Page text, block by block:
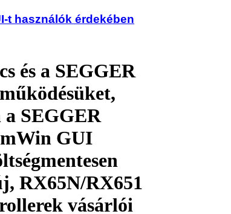
t használók érdekében
és a SEGGER
a SEGGER
GUI
RX65N/RX651
vásárlói